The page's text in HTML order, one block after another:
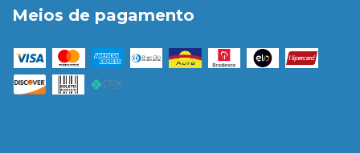
Meios de pagamento